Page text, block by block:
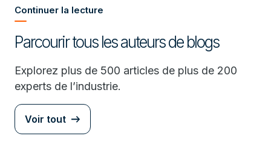
Continuer la lecture
Parcourir tous les auteurs de blogs
Explorez plus de 500 articles de plus de 200
experts de l’industrie.
Voir tout